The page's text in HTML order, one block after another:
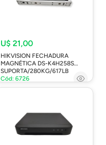
U$ 21,00
HIKVISION FECHADURA
MAGNÉTICA DS-K4H258S
SUPORTA/280KG/617LB
Cód: 6726